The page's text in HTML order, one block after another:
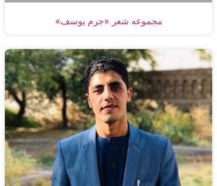
مجموعه شعر «جرم یوسف»